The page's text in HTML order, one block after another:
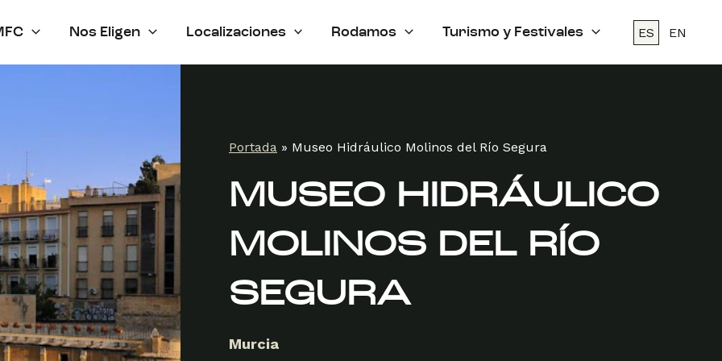
Nos Eligen Localizaciones Rodamos Turismo y Festivales ES EN
Portada » Museo Hidráulico Molinos del Río Segura
MUSEO HIDRÁULICO
MOLINOS DEL RÍO
SEGURA
Murcia